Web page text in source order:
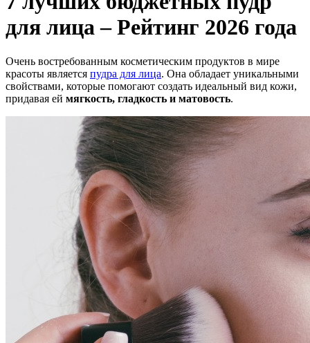
для лица – Рейтинг 2026 года
Очень востребованным косметическим продуктов в мире
красоты является пудра для лица. Она обладает уникальными
свойствами, которые помогают создать идеальный вид кожи,
придавая ей мягкость, гладкость и матовость.